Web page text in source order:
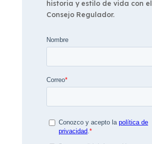
historia y estilo de vida con el
Consejo Regulador.